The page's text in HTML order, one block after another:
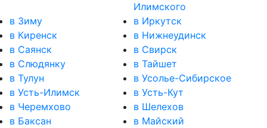
Илимского
в Зиму
в Иркутск
в Киренск
в Нижнеудинск
в Саянск
в Свирск
в Слюдянку
в Тайшет
в Тулун
в Усолье-Сибирское
в Усть-Илимск
в Усть-Кут
в Черемхово
в Шелехов
в Баксан
в Майский